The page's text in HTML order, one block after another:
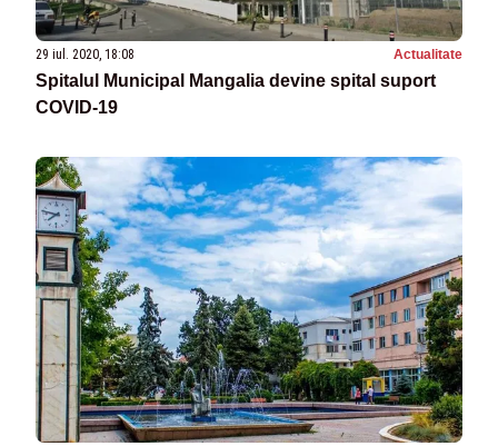
29 iul. 2020, 18:08 Actualitate
Spitalul Municipal Mangalia devine spital suport
COVID-19